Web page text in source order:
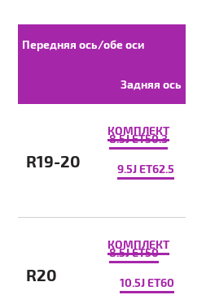
Передняя ось/обе оси
Задняя ось
R19-20
КОМПЛЕКТ
8.5J ET50.3
9.5J ET62.5
R20
КОМПЛЕКТ
8.5J ET50
10.5J ET60